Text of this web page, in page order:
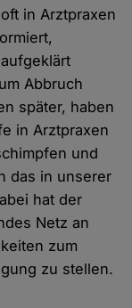
in Arztpraxen
Abbruch
später, haben
in Arztpraxen
und
das in unserer
hat der
Netz an
zum
zu stellen.